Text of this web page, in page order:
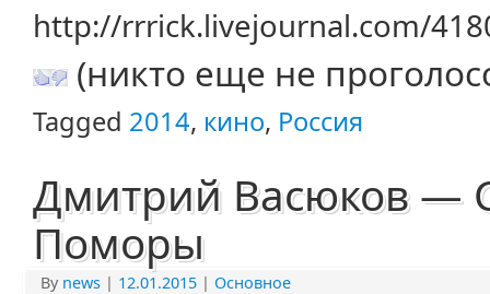
http://rrrick.livejournal.com/
(никто еще не
Tagged 2014, кино, Россия
Дмитрий Васюков —
Поморы
By news | 12.01.2015 | Основное